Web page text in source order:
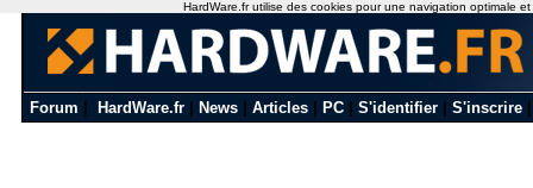
Forum HardWare.fr News Articles PC S'identifier S'inscrire
HardWare.fr utilise des cookies pour une navigation optimale